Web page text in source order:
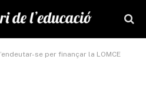
se per finançar la LOMCE